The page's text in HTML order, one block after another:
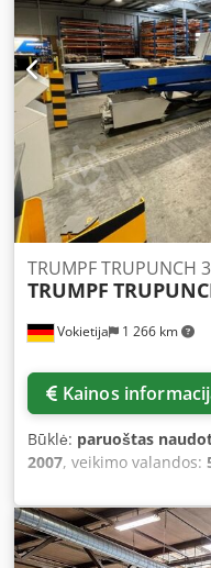
Vokietija 1 266 km
TRUMPF TRUPUNCH
TRUMPF
Kainos
Būklė: paruoštas
2007, veikimo valandos:
3000“ staklė pagaminta
siekia 180 kN, todėl ji
2026 m. vasario mėn.